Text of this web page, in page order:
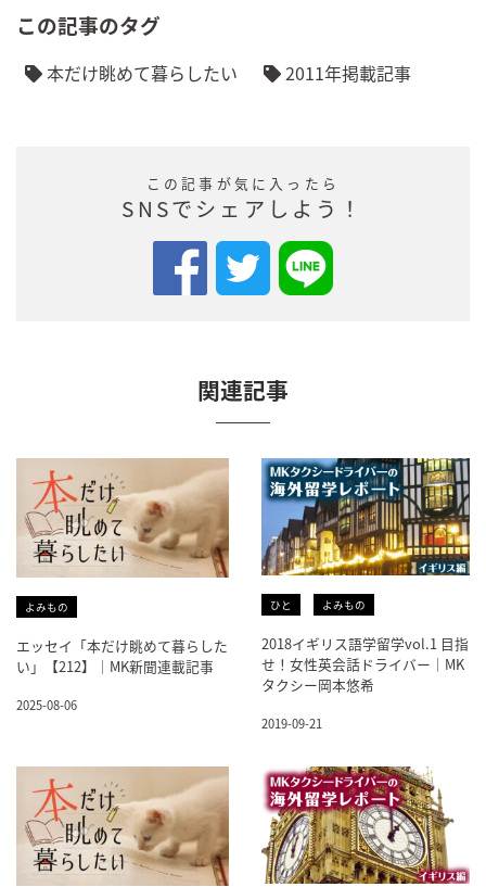
この記事のタグ
本だけ眺めて暮らしたい 2011年掲載記事
この記事が気に入ったら
SNSでシェアしよう！
関連記事
よみもの
エッセイ「本だけ眺めて暮らした
い」【212】｜MK新聞連載記事
2025-08-06
ひと よみもの
2018イギリス語学留学vol.1 目指
せ！女性英会話ドライバー｜MK
タクシー岡本悠希
2019-09-21